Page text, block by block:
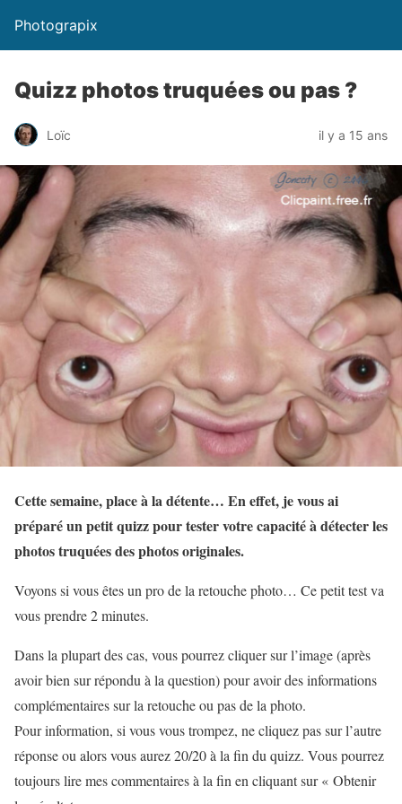
Photograpix
Quizz photos truquées ou pas ?
Loïc il y a 15 ans
Cette semaine, place à la détente… En effet, je vous ai
préparé un petit quizz pour tester votre capacité à détecter les
photos truquées des photos originales.
Voyons si vous êtes un pro de la retouche photo… Ce petit test va
vous prendre 2 minutes.
Dans la plupart des cas, vous pourrez cliquer sur l’image (après
avoir bien sur répondu à la question) pour avoir des informations
complémentaires sur la retouche ou pas de la photo.
Pour information, si vous vous trompez, ne cliquez pas sur l’autre
réponse ou alors vous aurez 20/20 à la fin du quizz. Vous pourrez
toujours lire mes commentaires à la fin en cliquant sur « Obtenir